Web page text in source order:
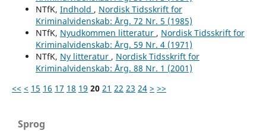
NTfK, Indhold , Nordisk Tidsskrift for
Kriminalvidenskab: Årg. 72 Nr. 5 (1985)
NTfK, Nyudkommen litteratur , Nordisk Tidsskrift for
Kriminalvidenskab: Årg. 59 Nr. 4 (1971)
NTfK, Ny litteratur , Nordisk Tidsskrift for
Kriminalvidenskab: Årg. 88 Nr. 1 (2001)
<< < 15 16 17 18 19 20 21 22 23 24 > >>
Sprog